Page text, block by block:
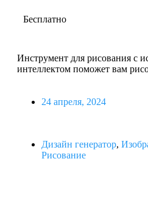
Бесплатно
Инструмент для рисования с
интеллектом поможет вам
24 апреля, 2024
Дизайн генератор,
Рисование